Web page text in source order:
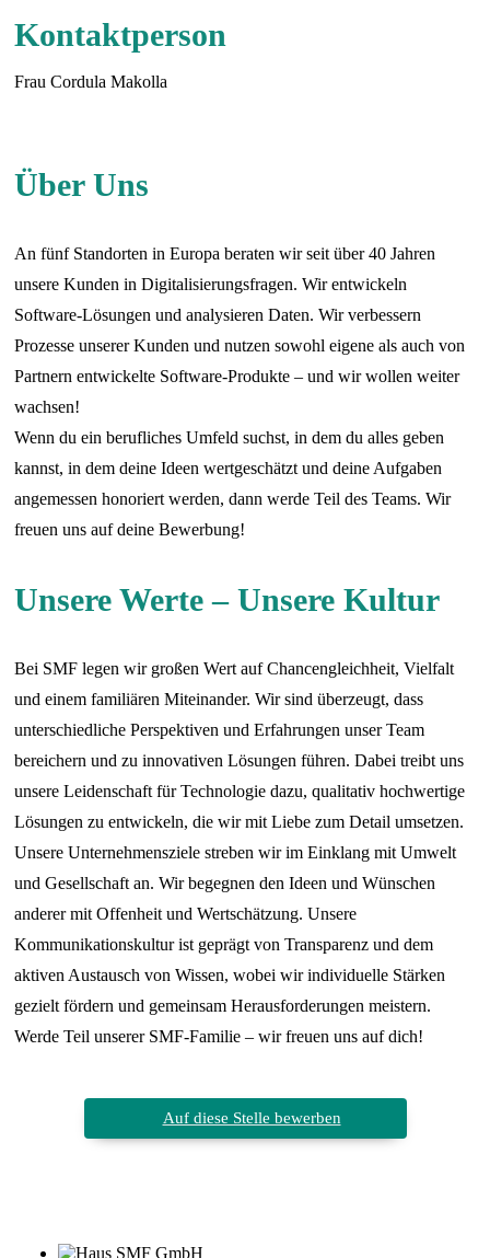
Kontaktperson
Frau Cordula Makolla
Über Uns
An fünf Standorten in Europa beraten wir seit über 40 Jahren
unsere Kunden in Digitalisierungsfragen. Wir entwickeln
Software-Lösungen und analysieren Daten. Wir verbessern
Prozesse unserer Kunden und nutzen sowohl eigene als auch von
Partnern entwickelte Software-Produkte – und wir wollen weiter
wachsen!
Wenn du ein berufliches Umfeld suchst, in dem du alles geben
kannst, in dem deine Ideen wertgeschätzt und deine Aufgaben
angemessen honoriert werden, dann werde Teil des Teams. Wir
freuen uns auf deine Bewerbung!
Unsere Werte – Unsere Kultur
Bei SMF legen wir großen Wert auf Chancengleichheit, Vielfalt
und einem familiären Miteinander. Wir sind überzeugt, dass
unterschiedliche Perspektiven und Erfahrungen unser Team
bereichern und zu innovativen Lösungen führen. Dabei treibt uns
unsere Leidenschaft für Technologie dazu, qualitativ hochwertige
Lösungen zu entwickeln, die wir mit Liebe zum Detail umsetzen.
Unsere Unternehmensziele streben wir im Einklang mit Umwelt
und Gesellschaft an. Wir begegnen den Ideen und Wünschen
anderer mit Offenheit und Wertschätzung. Unsere
Kommunikationskultur ist geprägt von Transparenz und dem
aktiven Austausch von Wissen, wobei wir individuelle Stärken
gezielt fördern und gemeinsam Herausforderungen meistern.
Werde Teil unserer SMF-Familie – wir freuen uns auf dich!
Auf diese Stelle bewerben
SMF GmbH